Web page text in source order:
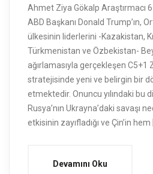
Ahmet Ziya Gökalp Araştırmacı
ABD Başkanı Donald Trump’ın,
ülkesinin liderlerini -Kazakistan,
Türkmenistan ve Özbekistan-
ağırlamasıyla gerçekleşen C5+1
stratejisinde yeni ve belirgin bir
etmektedir. Onuncu yılındaki bu
Rusya’nın Ukrayna’daki savaşı
etkisinin zayıfladığı ve Çin’in hem
Devamını Oku